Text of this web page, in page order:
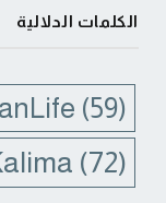
الكلمات الدلالية
(59)
(72)